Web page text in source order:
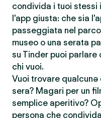
condivida i tuoi stessi
l'app giusta: che sia
passeggiata nel
museo o una serata
su Tinder puoi
chi vuoi.
Vuoi trovare qualcunə
sera? Magari per un
semplice aperitivo?
persona che